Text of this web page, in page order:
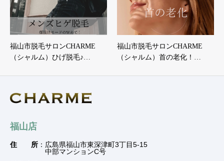
福山市脱毛サロンCHARME
（シャルム）ひげ脱毛♪…
福山市脱毛サロンCHARME
（シャルム）首の老化！…
福山店
住 所 ：広島県福山市東深津町3丁目5-15
中部マンションC号